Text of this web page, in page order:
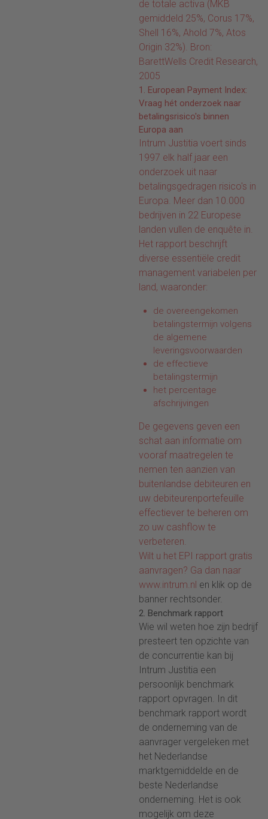
potentiële klant en niet naar
de klant op zichzelf.
de totale activa (MKB
gemiddeld 25%, Corus 17%,
Shell 16%, Ahold 7%, Atos
Origin 32%). Bron:
BarettWells Credit Research,
2005
1. European Payment Index:
Vraag hét onderzoek naar
betalingsrisico's binnen
Europa aan
Intrum Justitia voert sinds
1997 elk half jaar een
onderzoek uit naar
betalingsgedragen risico's in
Europa. Meer dan 10.000
bedrijven in 22 Europese
landen vullen de enquête in.
Het rapport beschrijft
diverse essentiële credit
management variabelen per
land, waaronder:
de overeengekomen
betalingstermijn volgens
de algemene
leveringsvoorwaarden
de effectieve
betalingstermijn
het percentage
afschrijvingen
De gegevens geven een
schat aan informatie om
vooraf maatregelen te
nemen ten aanzien van
buitenlandse debiteuren en
uw debiteurenportefeuille
effectiever te beheren om
zo uw cashflow te
verbeteren.
Wilt u het EPI rapport gratis
aanvragen? Ga dan naar
www.intrum.nl en klik op de
banner rechtsonder.
2. Benchmark rapport
Wie wil weten hoe zijn bedrijf
presteert ten opzichte van
de concurrentie kan bij
Intrum Justitia een
persoonlijk benchmark
rapport opvragen. In dit
benchmark rapport wordt
de onderneming van de
aanvrager vergeleken met
het Nederlandse
marktgemiddelde en de
beste Nederlandse
onderneming. Het is ook
mogelijk om deze